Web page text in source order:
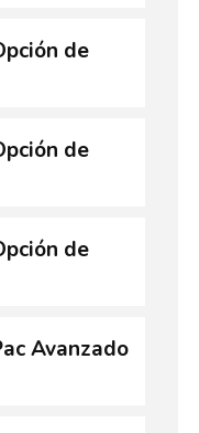
de
de
de
Avanzado